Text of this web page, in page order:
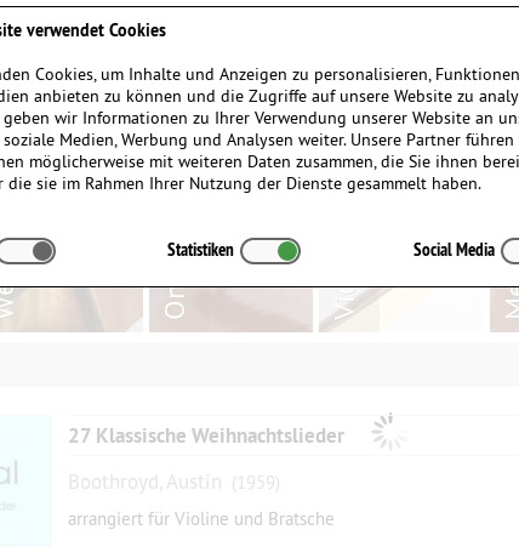
27 Klassische Weihnachtslieder
Boothroyd, Austin (1959)
arrangiert für Violine und Bratsche
verwendet Cookies
Cookies, um Inhalte und Anzeigen zu personalisieren,
anbieten zu können und die Zugriffe auf unsere Website zu
geben wir Informationen zu Ihrer Verwendung unserer Website an
Medien, Werbung und Analysen weiter. Unsere Partner führen
möglicherweise mit weiteren Daten zusammen, die Sie ihnen
die sie im Rahmen Ihrer Nutzung der Dienste gesammelt haben.
Statistiken Social Media